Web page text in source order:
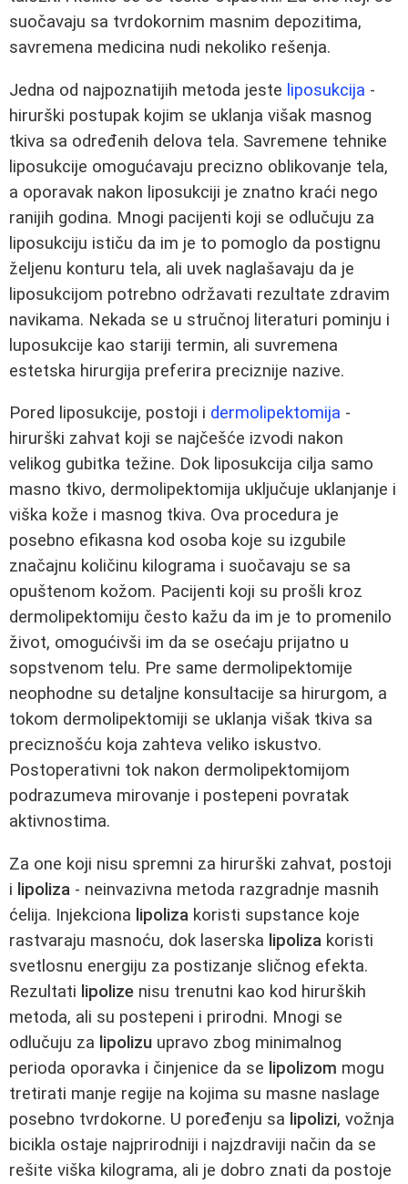
suočavaju sa tvrdokornim masnim depozitima,
savremena medicina nudi nekoliko rešenja.
Jedna od najpoznatijih metoda jeste liposukcija -
hirurški postupak kojim se uklanja višak masnog
tkiva sa određenih delova tela. Savremene tehnike
liposukcije omogućavaju precizno oblikovanje tela,
a oporavak nakon liposukciji je znatno kraći nego
ranijih godina. Mnogi pacijenti koji se odlučuju za
liposukciju ističu da im je to pomoglo da postignu
željenu konturu tela, ali uvek naglašavaju da je
liposukcijom potrebno održavati rezultate zdravim
navikama. Nekada se u stručnoj literaturi pominju i
luposukcije kao stariji termin, ali suvremena
estetska hirurgija preferira preciznije nazive.
Pored liposukcije, postoji i dermolipektomija -
hirurški zahvat koji se najčešće izvodi nakon
velikog gubitka težine. Dok liposukcija cilja samo
masno tkivo, dermolipektomija uključuje uklanjanje i
viška kože i masnog tkiva. Ova procedura je
posebno efikasna kod osoba koje su izgubile
značajnu količinu kilograma i suočavaju se sa
opuštenom kožom. Pacijenti koji su prošli kroz
dermolipektomiju često kažu da im je to promenilo
život, omogućivši im da se osećaju prijatno u
sopstvenom telu. Pre same dermolipektomije
neophodne su detaljne konsultacije sa hirurgom, a
tokom dermolipektomiji se uklanja višak tkiva sa
preciznošću koja zahteva veliko iskustvo.
Postoperativni tok nakon dermolipektomijom
podrazumeva mirovanje i postepeni povratak
aktivnostima.
Za one koji nisu spremni za hirurški zahvat, postoji
i lipoliza - neinvazivna metoda razgradnje masnih
ćelija. Injekciona lipoliza koristi supstance koje
rastvaraju masnoću, dok laserska lipoliza koristi
svetlosnu energiju za postizanje sličnog efekta.
Rezultati lipolize nisu trenutni kao kod hirurških
metoda, ali su postepeni i prirodni. Mnogi se
odlučuju za lipolizu upravo zbog minimalnog
perioda oporavka i činjenice da se lipolizom mogu
tretirati manje regije na kojima su masne naslage
posebno tvrdokorne. U poređenju sa lipolizi, vožnja
bicikla ostaje najprirodniji i najzdraviji način da se
rešite viška kilograma, ali je dobro znati da postoje